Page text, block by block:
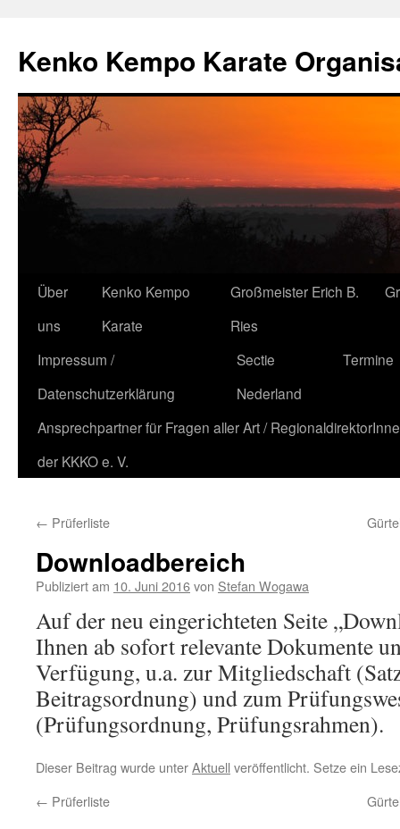
Kenko Kempo Karate
Zum
Inhalt
springen
Über
uns
Kenko Kempo
Karate
Großmeister Erich B.
Ries
Impressum /
Datenschutzerklärung
Sectie
Nederland
Termine
Ansprechpartner für Fragen aller Art /
der KKKO e. V.
← Prüferliste
Downloadbereich
Publiziert am 10. Juni 2016von Stefan Wogawa
Auf der neu eingerichteten Seite
Ihnen ab sofort relevante Dokumente
Verfügung, u.a. zur Mitgliedschaft
Beitragsordnung) und zum
(Prüfungsordnung, Prüfungsrahmen).
Dieser Beitrag wurde unterAktuell veröffentlicht. Setze ein
← Prüferliste